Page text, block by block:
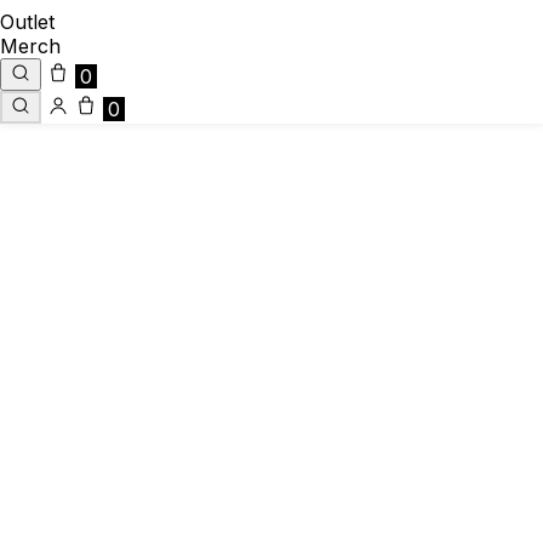
Outlet
Merch
0
0